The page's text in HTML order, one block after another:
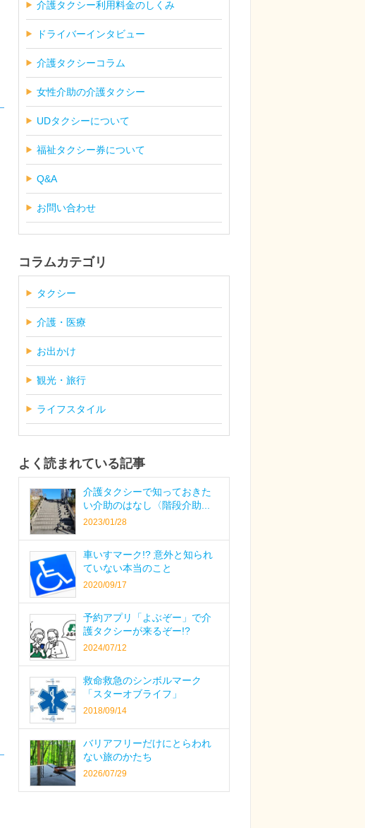
介護タクシー利用料金のしくみ
ドライバーインタビュー
介護タクシーコラム
女性介助の介護タクシー
UDタクシーについて
福祉タクシー券について
Q&A
お問い合わせ
コラムカテゴリ
タクシー
介護・医療
お出かけ
観光・旅行
ライフスタイル
よく読まれている記事
介護タクシーで知っておきた
い介助のはなし〈階段介助...
2023/01/28
車いすマーク!? 意外と知られ
ていない本当のこと
2020/09/17
予約アプリ「よぶぞー」で介
護タクシーが来るぞー!?
2024/07/12
救命救急のシンボルマーク
「スターオブライフ」
2018/09/14
バリアフリーだけにとらわれ
ない旅のかたち
2026/07/29